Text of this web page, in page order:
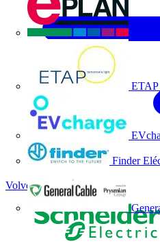
Finder
Volver a Noticias